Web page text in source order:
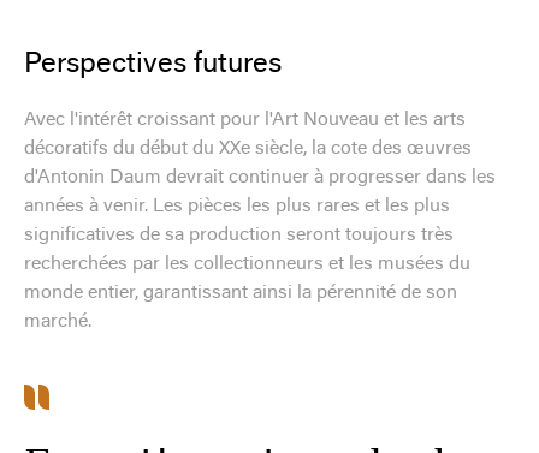
Perspectives futures
Avec l'intérêt croissant pour l'Art Nouveau et les arts
décoratifs du début du XXe siècle, la cote des œuvres
d'Antonin Daum devrait continuer à progresser dans les
années à venir. Les pièces les plus rares et les plus
significatives de sa production seront toujours très
recherchées par les collectionneurs et les musées du
monde entier, garantissant ainsi la pérennité de son
marché.